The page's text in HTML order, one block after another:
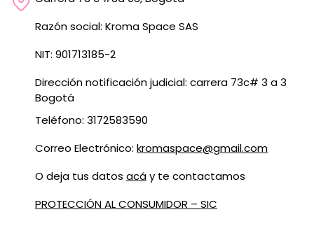
Razón social: Kroma Space SAS
NIT: 901713185-2
Dirección notificación judicial: carrera 73c# 3 a 3
Bogotá
Teléfono: 3172583590
Correo Electrónico: kromaspace@gmail.com
O deja tus datos acáy te contactamos
PROTECCIÓN AL CONSUMIDOR – SIC